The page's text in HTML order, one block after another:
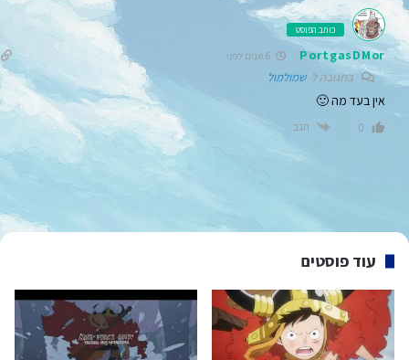
כותב הפוסט
PortgasDMor
בתגובה לשמולמול
אין בעד מה 🙂
0 הגב
עוד פוסטים